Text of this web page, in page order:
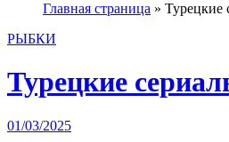
Главная страница » Турецкие
РЫБКИ
Турецкие
01/03/2025